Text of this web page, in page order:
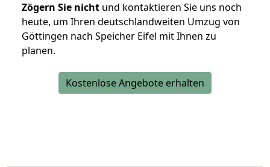
Zögern Sie nicht und kontaktieren Sie uns noch
heute, um Ihren deutschlandweiten Umzug von
Göttingen nach Speicher Eifel mit Ihnen zu
planen.
Kostenlose Angebote erhalten